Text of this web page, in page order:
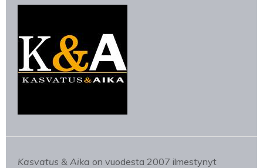
Kasvatus & Aika on vuodesta 2007 ilmestynyt